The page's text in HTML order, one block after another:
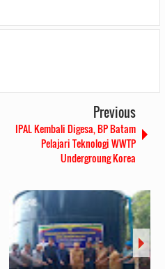
Previous
IPAL Kembali Digesa, BP Batam
Pelajari Teknologi WWTP
Undergroung Korea